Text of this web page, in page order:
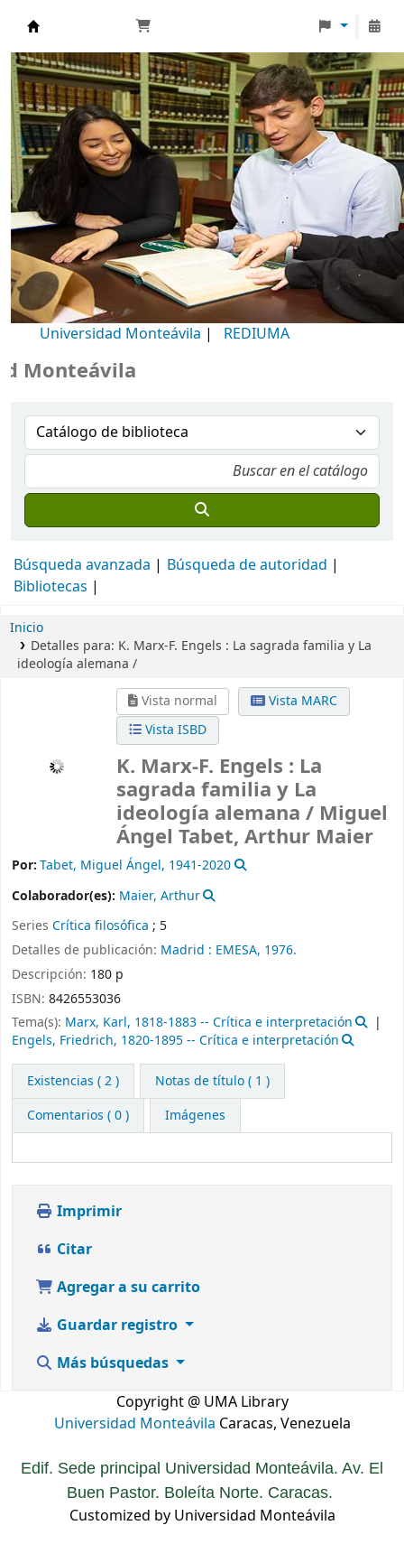
Biblioteca Universidad Monteávila
Universidad Monteávila | REDIUMA
Búsqueda avanzada
Búsqueda de autoridad
Bibliotecas
Inicio
Detalles para: K. Marx-F. Engels : La sagrada familia y La
ideología alemana /
Vista normal
Vista MARC
Vista ISBD
K. Marx-F. Engels : La
sagrada familia y La
ideología alemana / Miguel
Ángel Tabet, Arthur Maier
Por:Tabet, Miguel Ángel, 1941-2020
Colaborador(es): Maier, Arthur
Series Crítica filosófica ; 5
Detalles de publicación: Madrid : EMESA, 1976.
Descripción: 180 p
ISBN: 8426553036
Tema(s): Marx, Karl, 1818-1883 -- Crítica e interpretación
Engels, Friedrich, 1820-1895 -- Crítica e interpretación
Existencias ( 2 )
Notas de título ( 1 )
Comentarios ( 0 )
Imágenes
Imprimir
Citar
Agregar a su carrito
Guardar registro
Más búsquedas
Copyright @ UMA Library
Universidad Monteávila Caracas, Venezuela
Edif. Sede principal Universidad Monteávila. Av. El
Buen Pastor. Boleíta Norte. Caracas.
Customized by Universidad Monteávila